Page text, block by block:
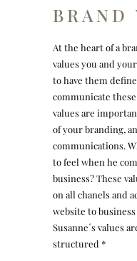
BRAND
At the heart of a
values you and
to have them
communicate
values are
of your branding,
communications.
to feel when he
business? These
on all chanels and
website to
Susanne´s values
structured *